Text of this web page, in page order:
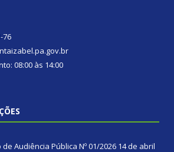
76
08:00 às 14:00
Audiência Pública Nº 01/2026 14 de abril